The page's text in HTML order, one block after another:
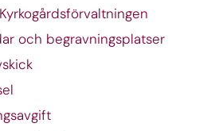
och begravningsplatser